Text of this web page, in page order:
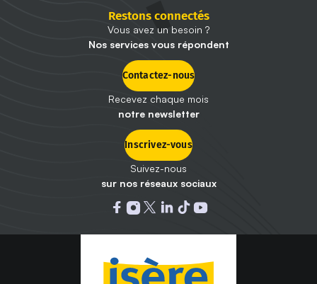
Restons connectés
Vous avez un besoin ?
Nos services vous répondent
Contactez-nous
Recevez chaque mois
notre newsletter
Inscrivez-vous
Suivez-nous
sur nos réseaux sociaux